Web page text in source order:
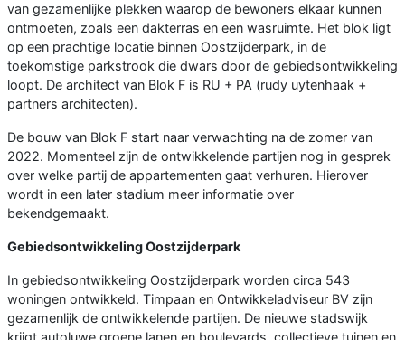
van gezamenlijke plekken waarop de bewoners elkaar kunnen
ontmoeten, zoals een dakterras en een wasruimte. Het blok ligt
op een prachtige locatie binnen Oostzijderpark, in de
toekomstige parkstrook die dwars door de gebiedsontwikkeling
loopt. De architect van Blok F is RU + PA (rudy uytenhaak +
partners architecten).
De bouw van Blok F start naar verwachting na de zomer van
2022. Momenteel zijn de ontwikkelende partijen nog in gesprek
over welke partij de appartementen gaat verhuren. Hierover
wordt in een later stadium meer informatie over
bekendgemaakt.
Gebiedsontwikkeling Oostzijderpark
In gebiedsontwikkeling Oostzijderpark worden circa 543
woningen ontwikkeld. Timpaan en Ontwikkeladviseur BV zijn
gezamenlijk de ontwikkelende partijen. De nieuwe stadswijk
krijgt autoluwe groene lanen en boulevards, collectieve tuinen en